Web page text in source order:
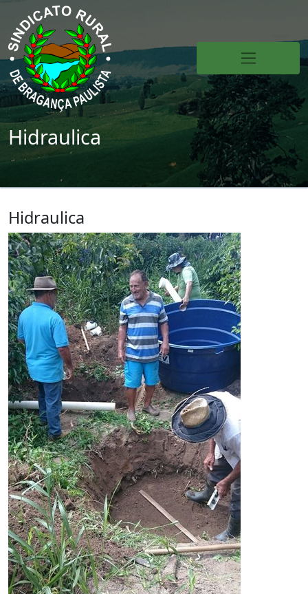
Hidraulica
Hidraulica